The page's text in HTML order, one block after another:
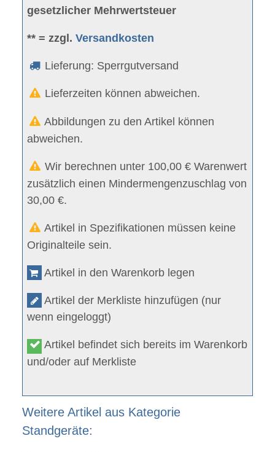
gesetzlicher Mehrwertsteuer
** = zzgl.Versandkosten
Lieferung: Sperrgutversand
Lieferzeiten können abweichen.
Abbildungen zu den Artikel können
abweichen.
Wir berechnen unter 100,00 € Warenwert
zusätzlich einen Mindermengenzuschlag von
30,00 €.
Artikel in Spezifikationen müssen keine
Originalteile sein.
Artikel in den Warenkorb legen
Artikel der Merkliste hinzufügen (nur
wenn eingeloggt)
Artikel befindet sich bereits im Warenkorb
und/oder auf Merkliste
Weitere Artikel aus Kategorie
Standgeräte: